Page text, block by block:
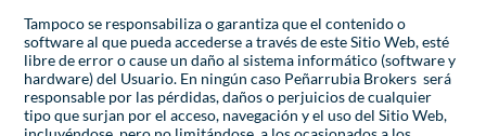
Tampoco se responsabiliza o garantiza que el contenido o
software al que pueda accederse a través de este Sitio Web, esté
libre de error o cause un daño al sistema informático (software y
hardware) del Usuario. En ningún caso Peñarrubia Brokers será
responsable por las pérdidas, daños o perjuicios de cualquier
tipo que surjan por el acceso, navegación y el uso del Sitio Web,